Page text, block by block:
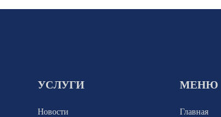
УСЛУГИ
Новости
МЕНЮ
Главная